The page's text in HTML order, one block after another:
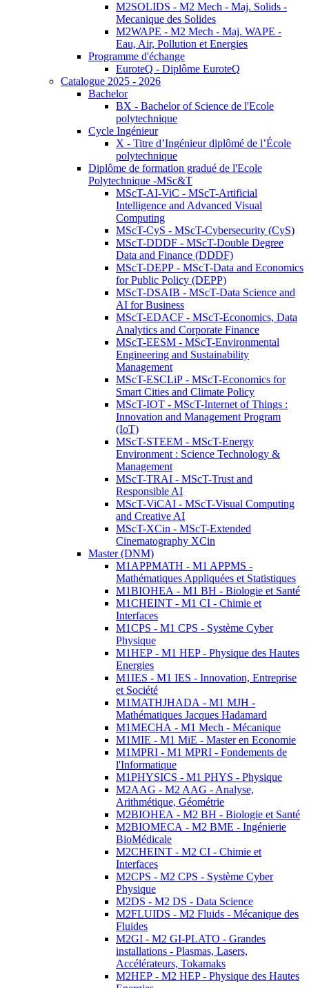
M2SOLIDS - M2 Mech - Maj. Solids -
Mecanique des Solides
M2WAPE - M2 Mech - Maj. WAPE -
Eau, Air, Pollution et Energies
Programme d'échange
EuroteQ - Diplôme EuroteQ
Catalogue 2025 - 2026
Bachelor
BX - Bachelor of Science de l'Ecole
polytechnique
Cycle Ingénieur
X - Titre d’Ingénieur diplômé de l’École
polytechnique
Diplôme de formation gradué de l'Ecole
Polytechnique -MSc&T
MScT-AI-ViC - MScT-Artificial
Intelligence and Advanced Visual
Computing
MScT-CyS - MScT-Cybersecurity (CyS)
MScT-DDDF - MScT-Double Degree
Data and Finance (DDDF)
MScT-DEPP - MScT-Data and Economics
for Public Policy (DEPP)
MScT-DSAIB - MScT-Data Science and
AI for Business
MScT-EDACF - MScT-Economics, Data
Analytics and Corporate Finance
MScT-EESM - MScT-Environmental
Engineering and Sustainability
Management
MScT-ESCLiP - MScT-Economics for
Smart Cities and Climate Policy
MScT-IOT - MScT-Internet of Things :
Innovation and Management Program
(IoT)
MScT-STEEM - MScT-Energy
Environment : Science Technology &
Management
MScT-TRAI - MScT-Trust and
Responsible AI
MScT-ViCAI - MScT-Visual Computing
and Creative AI
MScT-XCin - MScT-Extended
Cinematography XCin
Master (DNM)
M1APPMATH - M1 APPMS -
Mathématiques Appliquées et Statistiques
M1BIOHEA - M1 BH - Biologie et Santé
M1CHEINT - M1 CI - Chimie et
Interfaces
M1CPS - M1 CPS - Système Cyber
Physique
M1HEP - M1 HEP - Physique des Hautes
Energies
M1IES - M1 IES - Innovation, Entreprise
et Société
M1MATHJHADA - M1 MJH -
Mathématiques Jacques Hadamard
M1MECHA - M1 Mech - Mécanique
M1MIE - M1 MiE - Master en Economie
M1MPRI - M1 MPRI - Fondements de
l'Informatique
M1PHYSICS - M1 PHYS - Physique
M2AAG - M2 AAG - Analyse,
Arithmétique, Géométrie
M2BIOHEA - M2 BH - Biologie et Santé
M2BIOMECA - M2 BME - Ingénierie
BioMédicale
M2CHEINT - M2 CI - Chimie et
Interfaces
M2CPS - M2 CPS - Système Cyber
Physique
M2DS - M2 DS - Data Science
M2FLUIDS - M2 Fluids - Mécanique des
Fluides
M2GI - M2 GI-PLATO - Grandes
installations - Plasmas, Lasers,
Accélérateurs, Tokamaks
M2HEP - M2 HEP - Physique des Hautes